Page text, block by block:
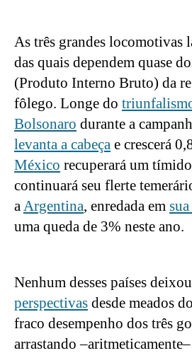
As três grandes locomotivas
das quais dependem quase
(Produto Interno Bruto) da
fôlego. Longe do
Bolsonaro durante a
levanta a cabeça
México recuperará um
continuará seu flerte
a Argentina, enredada em
uma queda de 3% neste ano.
Nenhum desses países
perspectivas desde meados
fraco desempenho dos três
arrastando